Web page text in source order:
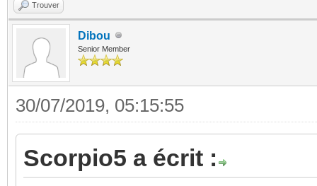
Trouver
Dibou
Senior Member
30/07/2019, 05:15:55
Scorpio5 a écrit :